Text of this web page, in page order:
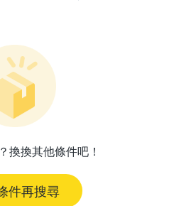
換換其他條件吧！
件再搜尋